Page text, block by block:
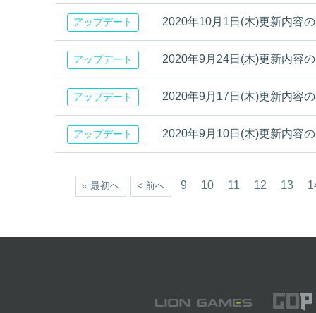
アップデート 2020年10月1日(木)更新内容
アップデート 2020年9月24日(木)更新内容
アップデート 2020年9月17日(木)更新内容
アップデート 2020年9月10日(木)更新内容
« 最初へ < 前へ 9 10 11 12 13